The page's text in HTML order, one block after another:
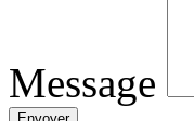
Message